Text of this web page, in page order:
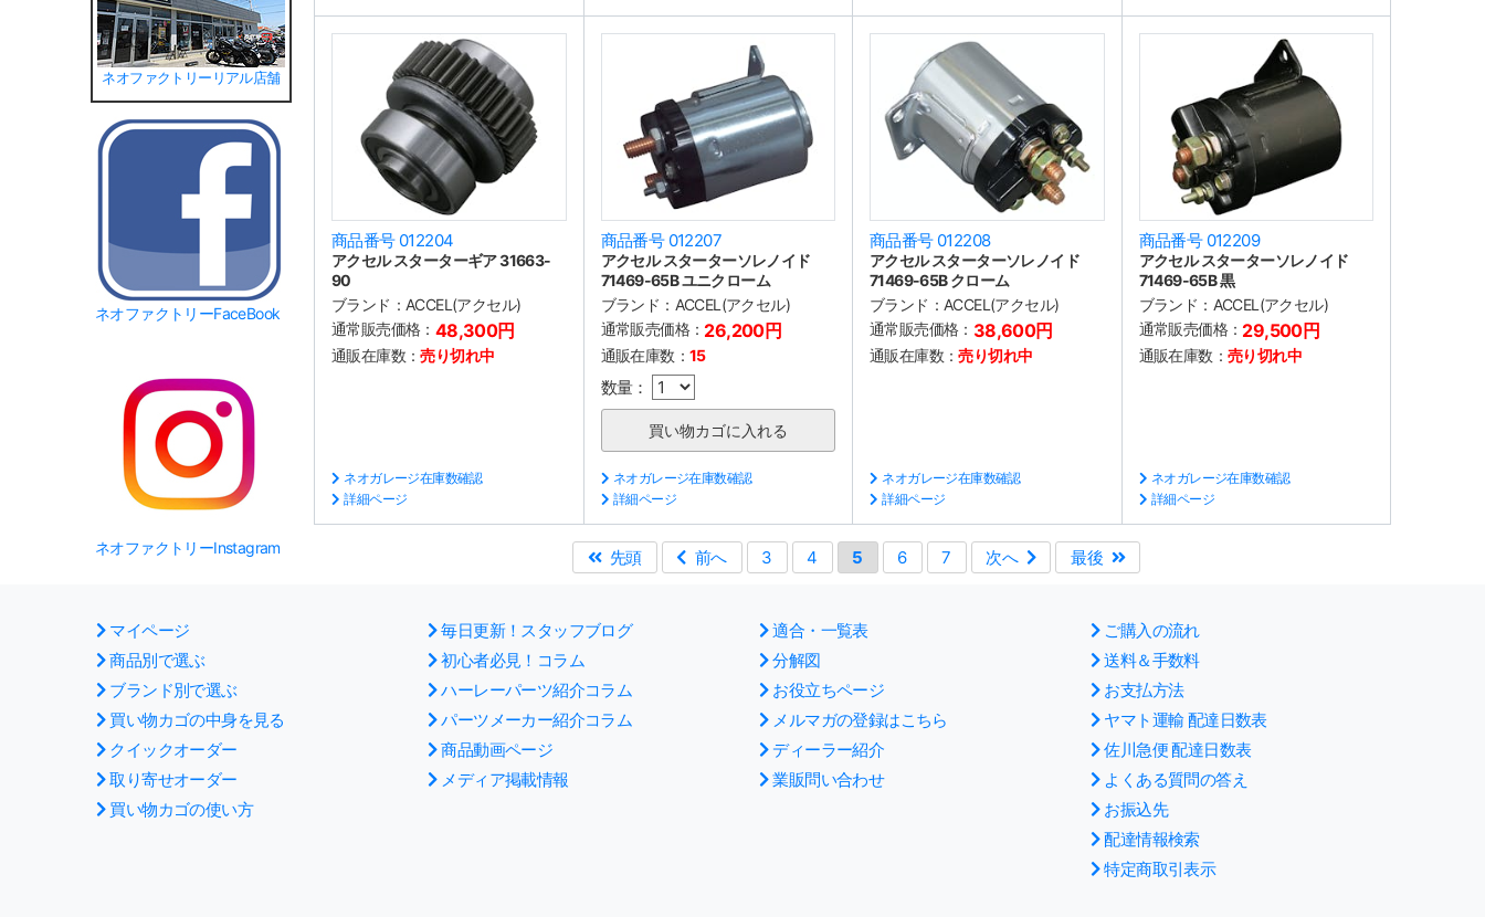
ネオファクトリーリアル店舗
ネオファクトリーFaceBook
ネオファクトリーInstagram
商品番号 012204
アクセル スターターギア 31663-
90
ブランド： ACCEL(アクセル)
通常販売価格： 48,300円
通販在庫数：売り切れ中
ネオガレージ在庫数確認
詳細ページ
商品番号 012207
アクセル スターターソレノイド
71469-65B ユニクローム
ブランド： ACCEL(アクセル)
通常販売価格： 26,200円
通販在庫数： 15
数量：
ネオガレージ在庫数確認
詳細ページ
商品番号 012208
アクセル スターターソレノイド
71469-65B クローム
ブランド： ACCEL(アクセル)
通常販売価格： 38,600円
通販在庫数：売り切れ中
ネオガレージ在庫数確認
詳細ページ
商品番号 012209
アクセル スターターソレノイド
71469-65B 黒
ブランド： ACCEL(アクセル)
通常販売価格： 29,500円
通販在庫数： 売り切れ中
ネオガレージ在庫数確認
詳細ページ
先頭 前へ 3 4 5 6 7 次へ 最後
マイページ
商品別で選ぶ
ブランド別で選ぶ
買い物カゴの中身を見る
クイックオーダー
取り寄せオーダー
買い物カゴの使い方
毎日更新！スタッフブログ
初心者必見！コラム
ハーレーパーツ紹介コラム
パーツメーカー紹介コラム
商品動画ページ
メディア掲載情報
適合・一覧表
分解図
お役立ちページ
メルマガの登録はこちら
ディーラー紹介
業販問い合わせ
ご購入の流れ
送料＆手数料
お支払方法
ヤマト運輸 配達日数表
佐川急便 配達日数表
よくある質問の答え
お振込先
配達情報検索
特定商取引表示